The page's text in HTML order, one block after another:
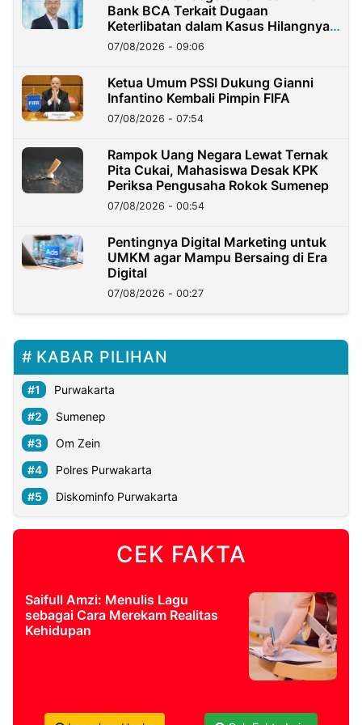
Bank BCA Terkait Dugaan
Keterlibatan dalam Kasus Hilangnya
Dana Nasabah Rp2,58 Miliar
07/08/2026 - 09:06
Ketua Umum PSSI Dukung Gianni
Infantino Kembali Pimpin FIFA
07/08/2026 - 07:54
Rampok Uang Negara Lewat Ternak
Pita Cukai, Mahasiswa Desak KPK
Periksa Pengusaha Rokok Sumenep
07/08/2026 - 00:54
Pentingnya Digital Marketing untuk
UMKM agar Mampu Bersaing di Era
Digital
07/08/2026 - 00:27
KABAR PILIHAN
Purwakarta
Sumenep
Om Zein
Polres Purwakarta
Diskominfo Purwakarta
CEK FAKTA
Saifull Amzi: Menulis Lagu
sebagai Cara Merekam Realitas
Kehidupan